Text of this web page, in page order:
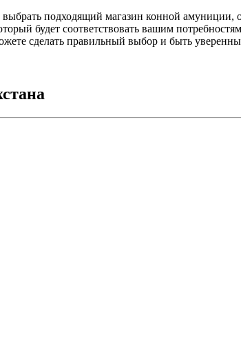
подходящий магазин конной амуниции,
будет соответствовать вашим
сделать правильный выбор и быть